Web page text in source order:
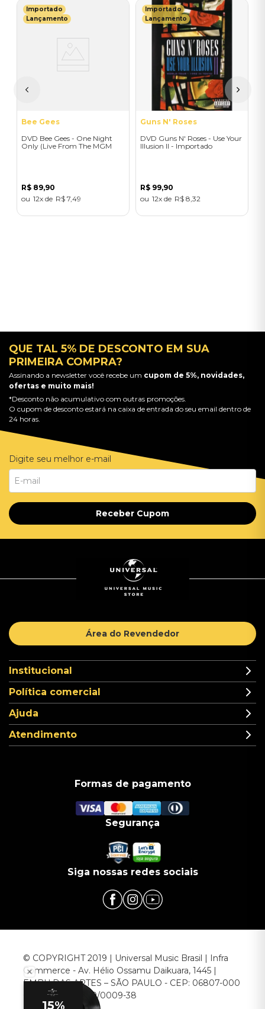
Importado
Lançamento
Bee Gees
DVD Bee Gees - One Night
Only (Live From The MGM
R$ 89,90
12
R$ 7 49
Importado
Lançamento
Guns N' Roses
DVD Guns N' Roses - Use Your
Illusion II - Importado
R$ 99,90
12
R$ 8 32
QUE TAL 5% DE DESCONTO EM SUA
PRIMEIRA COMPRA?
Assinando a newsletter você recebe um cupom de 5%, novidades,
ofertas e muito mais!
*Desconto não acumulativo com outras promoções.
O cupom de desconto estará na caixa de entrada do seu email dentro de
24 horas.
Digite seu melhor e-mail
Receber Cupom
Área do Revendedor
Institucional
Política comercial
Ajuda
Atendimento
Formas de pagamento
Segurança
Siga nossas redes sociais
© COPYRIGHT 2019 | Universal Music Brasil | Infra
Commerce - Av. Hélio Ossamu Daikuara, 1445 |
EMBU DAS ARTES – SÃO PAULO - CEP: 06807-000
CNPJ: 00.952.789/0009-38